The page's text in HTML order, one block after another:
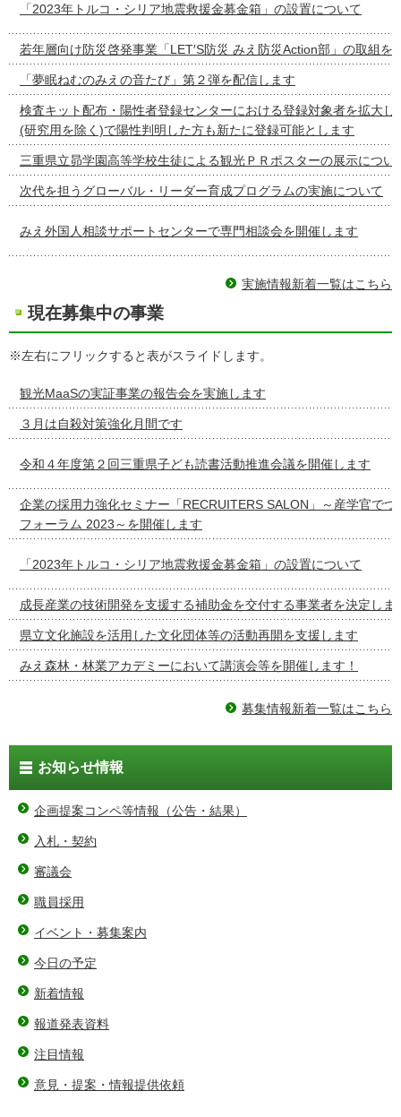
「2023年トルコ・シリア地震救援金募金箱」の設置について
若年層向け防災啓発事業「LET′S防災 みえ防災Action部」の取組を
「夢眠ねむのみえの音たび」第２弾を配信します
検査キット配布・陽性者登録センターにおける登録対象者を拡大し
(研究用を除く)で陽性判明した方も新たに登録可能とします
三重県立昴学園高等学校生徒による観光ＰＲポスターの展示につい
次代を担うグローバル・リーダー育成プログラムの実施について
みえ外国人相談サポートセンターで専門相談会を開催します
実施情報新着一覧はこちら
現在募集中の事業
※左右にフリックすると表がスライドします。
観光MaaSの実証事業の報告会を実施します
３月は自殺対策強化月間です
令和４年度第２回三重県子ども読書活動推進会議を開催します
企業の採用力強化セミナー「RECRUITERS SALON」～産学官でつ
フォーラム 2023～を開催します
「2023年トルコ・シリア地震救援金募金箱」の設置について
成長産業の技術開発を支援する補助金を交付する事業者を決定しま
県立文化施設を活用した文化団体等の活動再開を支援します
みえ森林・林業アカデミーにおいて講演会等を開催します！
募集情報新着一覧はこちら
お知らせ情報
企画提案コンペ等情報（公告・結果）
入札・契約
審議会
職員採用
イベント・募集案内
今日の予定
新着情報
報道発表資料
注目情報
意見・提案・情報提供依頼